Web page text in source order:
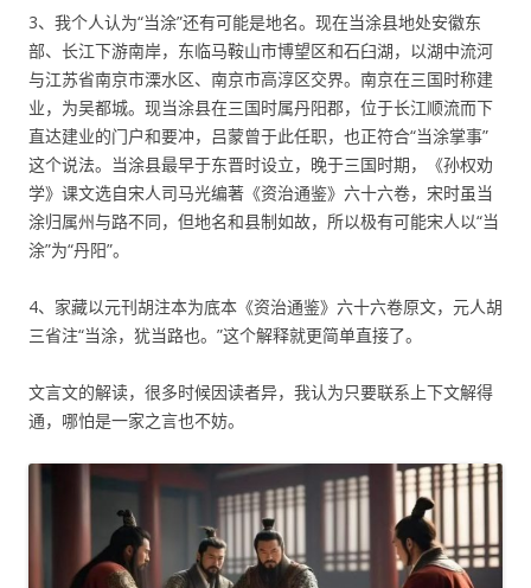
3、我个人认为“当涂”还有可能是地名。现在当涂县地处安徽东
部、长江下游南岸，东临马鞍山市博望区和石臼湖，以湖中流河
与江苏省南京市溧水区、南京市高淳区交界。南京在三国时称建
业，为吴都城。现当涂县在三国时属丹阳郡，位于长江顺流而下
直达建业的门户和要冲，吕蒙曾于此任职，也正符合“当涂掌事”
这个说法。当涂县最早于东晋时设立，晚于三国时期，《孙权劝
学》课文选自宋人司马光编著《资治通鉴》六十六卷，宋时虽当
涂归属州与路不同，但地名和县制如故，所以极有可能宋人以“当
涂”为“丹阳”。
4、家藏以元刊胡注本为底本《资治通鉴》六十六卷原文，元人胡
三省注“当涂，犹当路也。”这个解释就更简单直接了。
文言文的解读，很多时候因读者异，我认为只要联系上下文解得
通，哪怕是一家之言也不妨。